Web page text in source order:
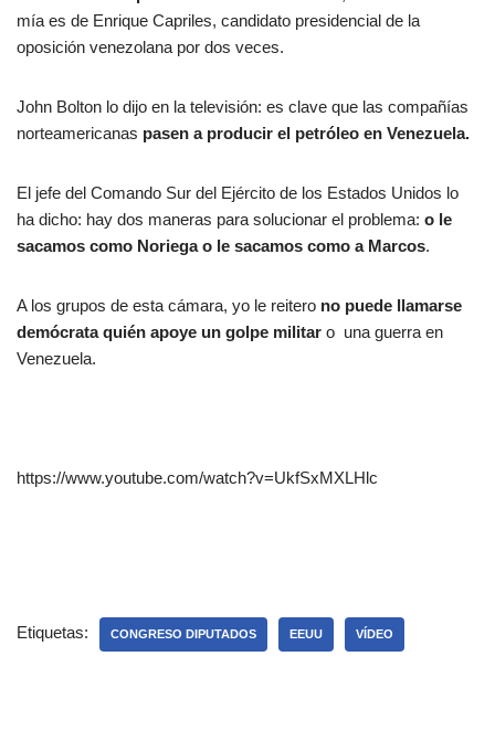
mía es de Enrique Capriles, candidato presidencial de la
oposición venezolana por dos veces.
John Bolton lo dijo en la televisión: es clave que las compañías
norteamericanas pasen a producir el petróleo en Venezuela.
El jefe del Comando Sur del Ejército de los Estados Unidos lo
ha dicho: hay dos maneras para solucionar el problema: o le
sacamos como Noriega o le sacamos como a Marcos.
A los grupos de esta cámara, yo le reitero no puede llamarse
demócrata quién apoye un golpe militar o una guerra en
Venezuela.
https://www.youtube.com/watch?v=UkfSxMXLHlc
Etiquetas: CONGRESO DIPUTADOS EEUU VÍDEO